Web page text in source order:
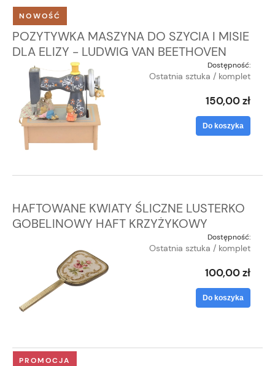
POZYTYWKA MASZYNA DO SZYCIA I MISIE
DLA ELIZY - LUDWIG VAN BEETHOVEN
Dostępność:
Ostatnia sztuka / komplet
150,00 zł
Do koszyka
NOWOŚĆ
HAFTOWANE KWIATY ŚLICZNE LUSTERKO
GOBELINOWY HAFT KRZYŻYKOWY
Dostępność:
Ostatnia sztuka / komplet
100,00 zł
Do koszyka
PROMOCJA